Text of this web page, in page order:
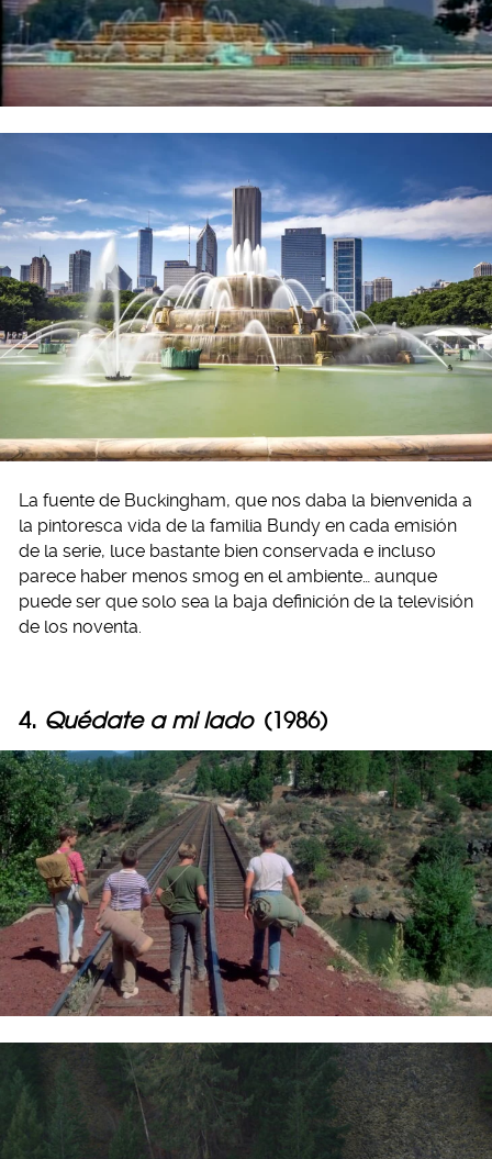
La fuente de Buckingham, que nos daba la bienvenida a
la pintoresca vida de la familia Bundy en cada emisión
de la serie, luce bastante bien conservada e incluso
parece haber menos smog en el ambiente… aunque
puede ser que solo sea la baja definición de la televisión
de los noventa.
4. Quédate a mi lado (1986)